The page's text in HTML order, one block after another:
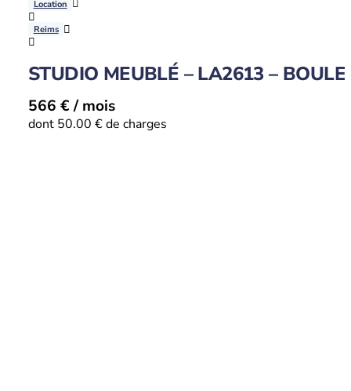
Location
Reims
STUDIO MEUBLÉ – LA2613 –
566 € / mois
dont 50.00 € de charges